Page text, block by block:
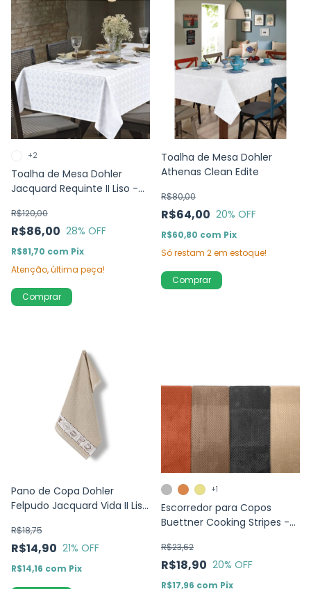
Toalha de Mesa Dohler
Jacquard Requinte II Liso -
R$86,00
R$120,00
28% OFF
R$81,70 com Pix
Atenção, última peça!
+2
Comprar
Toalha de Mesa Dohler
Athenas Clean Edite
R$64,00
R$80,00
20% OFF
R$60,80 com Pix
Só restam 2em estoque!
Comprar
Pano de Copa Dohler
Felpudo Jacquard Vida II Liso
R$14,90
R$18,75
21% OFF
R$14,16 com Pix
Escorredor para Copos
Buettner Cooking Stripes -
R$18,90
R$23,62
20% OFF
R$17,96 com Pix
+1